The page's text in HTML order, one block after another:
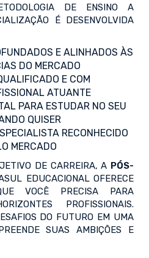
DE ENSINO A
É DESENVOLVIDA
E ALINHADOS ÀS
DO MERCADO
E COM
ATUANTE
PARA ESTUDAR NO SEU
QUISER
RECONHECIDO
MERCADO
DE CARREIRA, A PÓS-
EDUCACIONAL OFERECE
VOCÊ PRECISA PARA
PROFISSIONAIS.
DO FUTURO EM UMA
SUAS AMBIÇÕES E